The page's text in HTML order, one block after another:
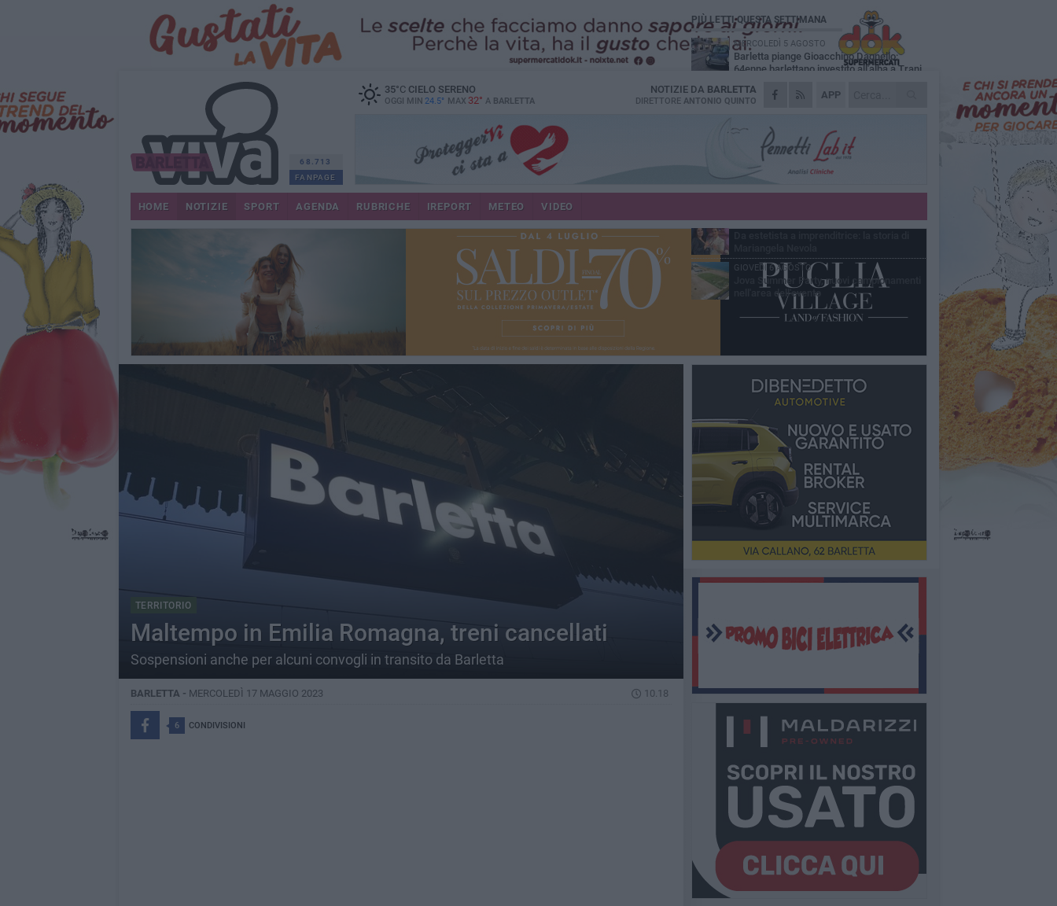
68.713
FANPAGE
35°CCIELO SERENO
OGGI MIN 24.5° MAX 32° A BARLETTA
APP
NOTIZIE DA BARLETTA
DIRETTORE ANTONIO QUINTO
HOME NOTIZIE SPORT AGENDA RUBRICHE IREPORT METEO VIDEO
TERRITORIO
Maltempo in Emilia Romagna, treni cancellati
Sospensioni anche per alcuni convogli in transito da Barletta
BARLETTA - MERCOLEDÌ 17 MAGGIO 2023 10.18
6 CONDIVISIONI
PIÙ LETTI QUESTA SETTIMANA
MERCOLEDÌ 5 AGOSTO
Barletta piange Gioacchino Dagnello:
64enne barlettano investito all'alba a Trani
GIOVEDÌ 6 AGOSTO
Il ricordo di "Cecco", il benzinaio col
separavano dalla pensione»
VENERDÌ 7 AGOSTO
Incidente sulla 16 bis a Barletta, traffico
bloccato verso Bari
MERCOLEDÌ 5 AGOSTO
Jova Summer Party, giovedì mattina
VENERDÌ 7 AGOSTO
GIOVEDÌ 6 AGOSTO
Jova Summer Party, nuovi campionamenti
nell'area dell'evento